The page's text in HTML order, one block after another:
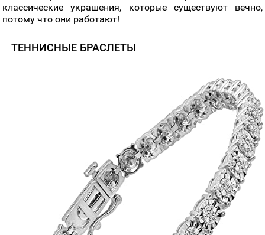
классические украшения, которые существуют вечно,
потому что они работают!
ТЕННИСНЫЕ БРАСЛЕТЫ